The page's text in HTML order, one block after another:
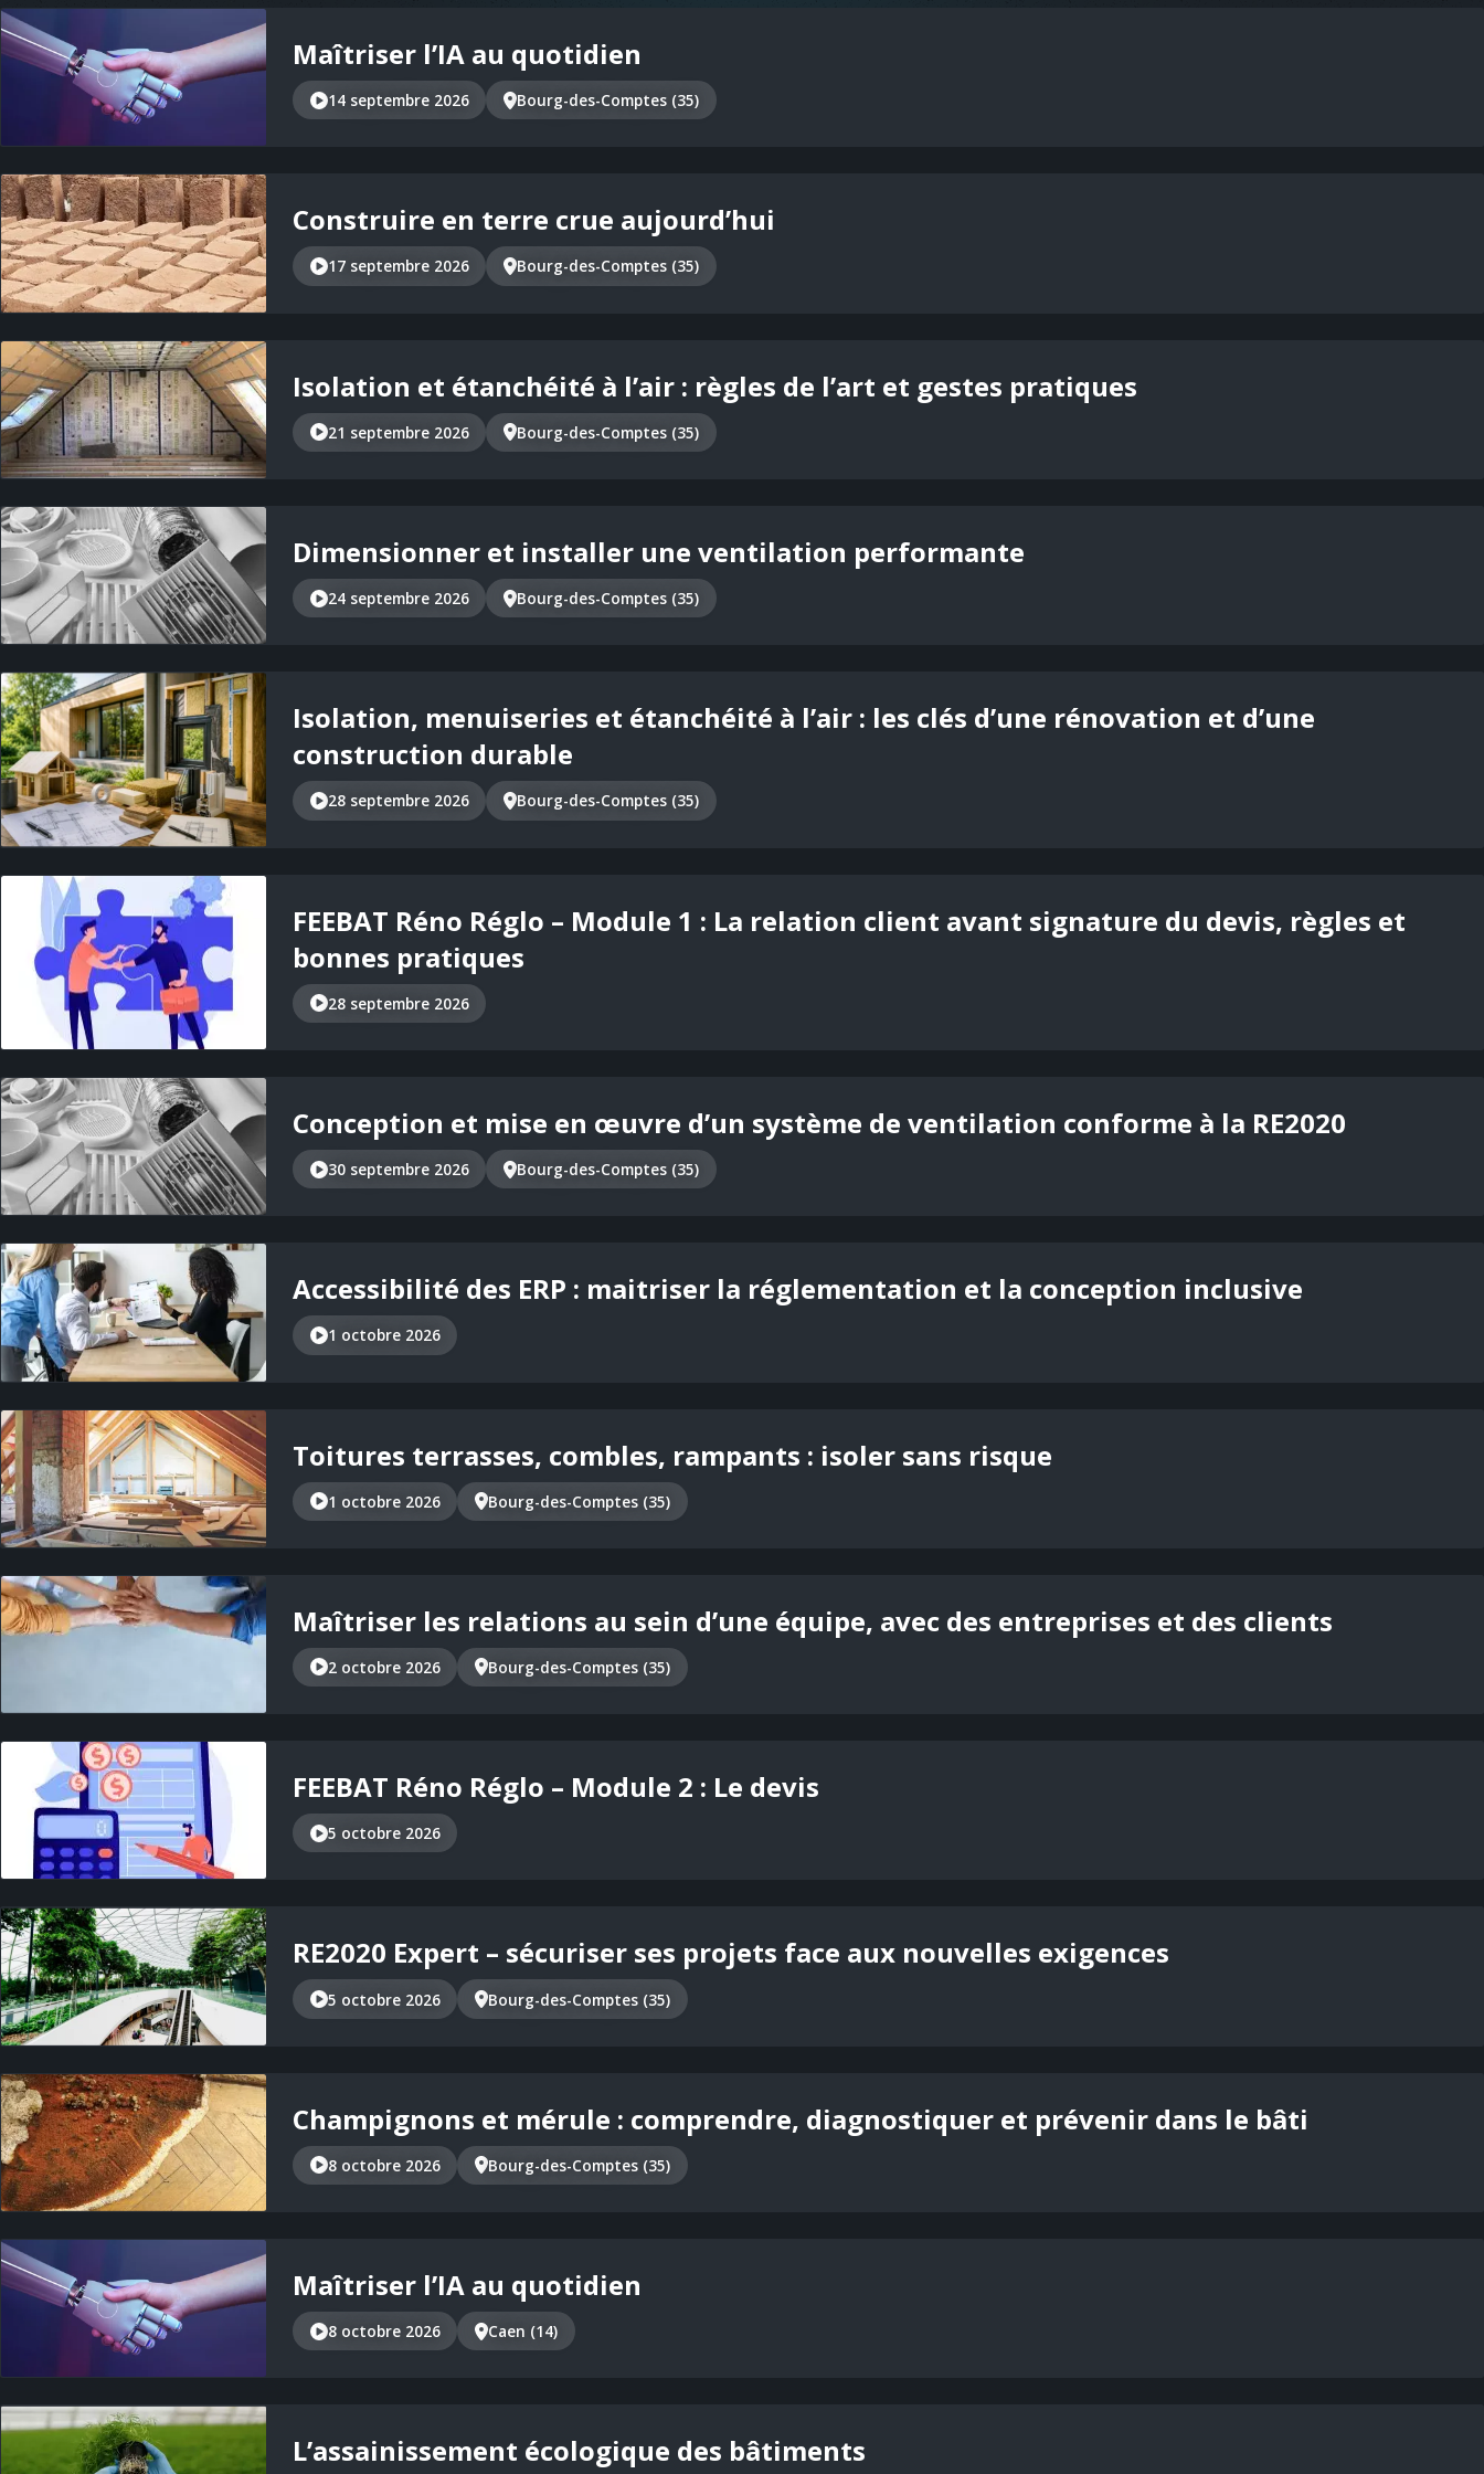
Maîtriser l’IA au quotidien
14 septembre 2026 Bourg-des-Comptes (35)
Construire en terre crue aujourd’hui
17 septembre 2026 Bourg-des-Comptes (35)
Isolation et étanchéité à l’air : règles de l’art et gestes pratiques
21 septembre 2026 Bourg-des-Comptes (35)
Dimensionner et installer une ventilation performante
24 septembre 2026 Bourg-des-Comptes (35)
Isolation, menuiseries et étanchéité à l’air : les clés d’une rénovation et d’une
construction durable
28 septembre 2026 Bourg-des-Comptes (35)
FEEBAT Réno Réglo – Module 1 : La relation client avant signature du devis, règles et
bonnes pratiques
28 septembre 2026
Conception et mise en œuvre d’un système de ventilation conforme à la RE2020
30 septembre 2026 Bourg-des-Comptes (35)
Accessibilité des ERP : maitriser la réglementation et la conception inclusive
1 octobre 2026
Toitures terrasses, combles, rampants : isoler sans risque
1 octobre 2026 Bourg-des-Comptes (35)
Maîtriser les relations au sein d’une équipe, avec des entreprises et des clients
2 octobre 2026 Bourg-des-Comptes (35)
FEEBAT Réno Réglo – Module 2 : Le devis
5 octobre 2026
RE2020 Expert – sécuriser ses projets face aux nouvelles exigences
5 octobre 2026 Bourg-des-Comptes (35)
Champignons et mérule : comprendre, diagnostiquer et prévenir dans le bâti
8 octobre 2026 Bourg-des-Comptes (35)
Maîtriser l’IA au quotidien
8 octobre 2026 Caen (14)
L’assainissement écologique des bâtiments